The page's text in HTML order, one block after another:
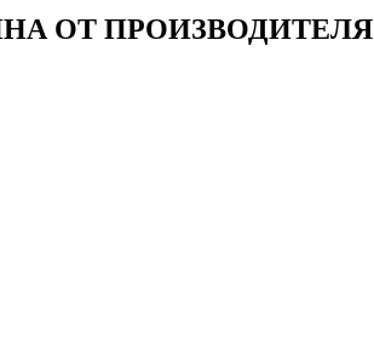
ОТ ПРОИЗВОДИТЕЛЯ